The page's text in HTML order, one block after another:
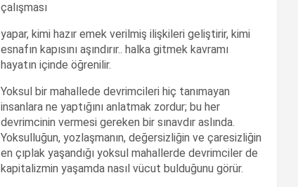
çalışması
yapar, kimi hazır emek verilmiş ilişkileri geliştirir, kimi
esnafın kapısını aşındırır.. halka gitmek kavramı
hayatın içinde öğrenilir.
Yoksul bir mahallede devrimcileri hiç tanımayan
insanlara ne yaptığını anlatmak zordur; bu her
devrimcinin vermesi gereken bir sınavdır aslında.
Yoksulluğun, yozlaşmanın, değersizliğin ve çaresizliğin
en çıplak yaşandığı yoksul mahallerde devrimciler de
kapitalizmin yaşamda nasıl vücut bulduğunu görür.